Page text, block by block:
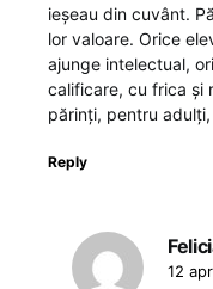
ieșeau din cuvânt.
lor valoare. Orice
ajunge intelectual,
calificare, cu frica și
părinți, pentru
Reply
12